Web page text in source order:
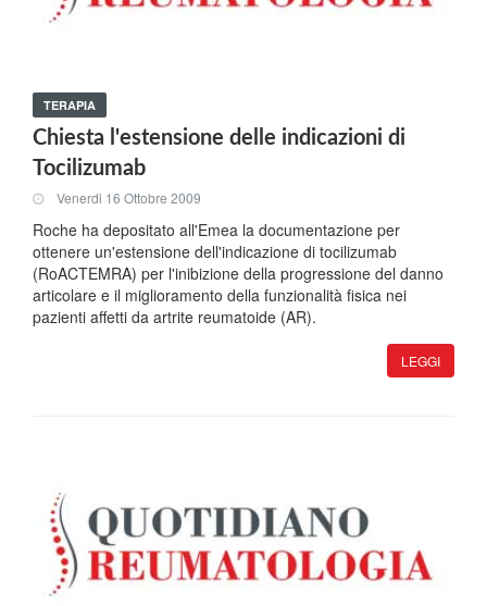
TERAPIA
Chiesta l'estensione delle indicazioni di
Tocilizumab
Venerdi 16 Ottobre 2009
Roche ha depositato all'Emea la documentazione per
ottenere un'estensione dell'indicazione di tocilizumab
(RoACTEMRA) per l'inibizione della progressione del danno
articolare e il miglioramento della funzionalità fisica nei
pazienti affetti da artrite reumatoide (AR).
LEGGI